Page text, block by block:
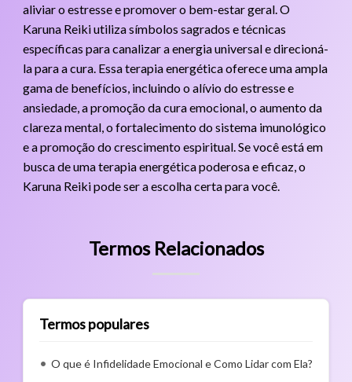
aliviar o estresse e promover o bem-estar geral. O
Karuna Reiki utiliza símbolos sagrados e técnicas
específicas para canalizar a energia universal e direcioná-
la para a cura. Essa terapia energética oferece uma ampla
gama de benefícios, incluindo o alívio do estresse e
ansiedade, a promoção da cura emocional, o aumento da
clareza mental, o fortalecimento do sistema imunológico
e a promoção do crescimento espiritual. Se você está em
busca de uma terapia energética poderosa e eficaz, o
Karuna Reiki pode ser a escolha certa para você.
Termos Relacionados
Termos populares
O que é Infidelidade Emocional e Como Lidar com Ela?